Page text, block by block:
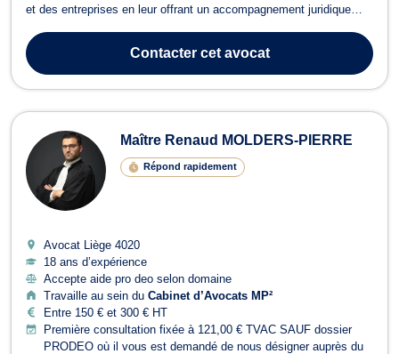
et des entreprises en leur offrant un accompagnement juridique
privé et droit des affaires de l’Université de Liège, il intervient tant
en...
Contactercet avocat
Maître Renaud MOLDERS-PIERRE
Répond rapidement
Avocat Liège 4020
18 ans d’expérience
Accepte aide pro deo selon domaine
Travaille au sein du Cabinet d’Avocats MP²
Entre 150 € et 300 € HT
Première consultation fixée à 121,00 € TVAC SAUF dossier
PRODEO où il vous est demandé de nous désigner auprès du